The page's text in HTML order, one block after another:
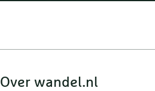
Over wandel.nl